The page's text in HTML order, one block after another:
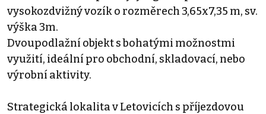
vysokozdvižný vozík o rozměrech 3,65x7,35 m, sv.
výška 3m.
Dvoupodlažní objekt s bohatými možnostmi
využití, ideální pro obchodní, skladovací, nebo
výrobní aktivity.
Strategická lokalita v Letovicích s příjezdovou